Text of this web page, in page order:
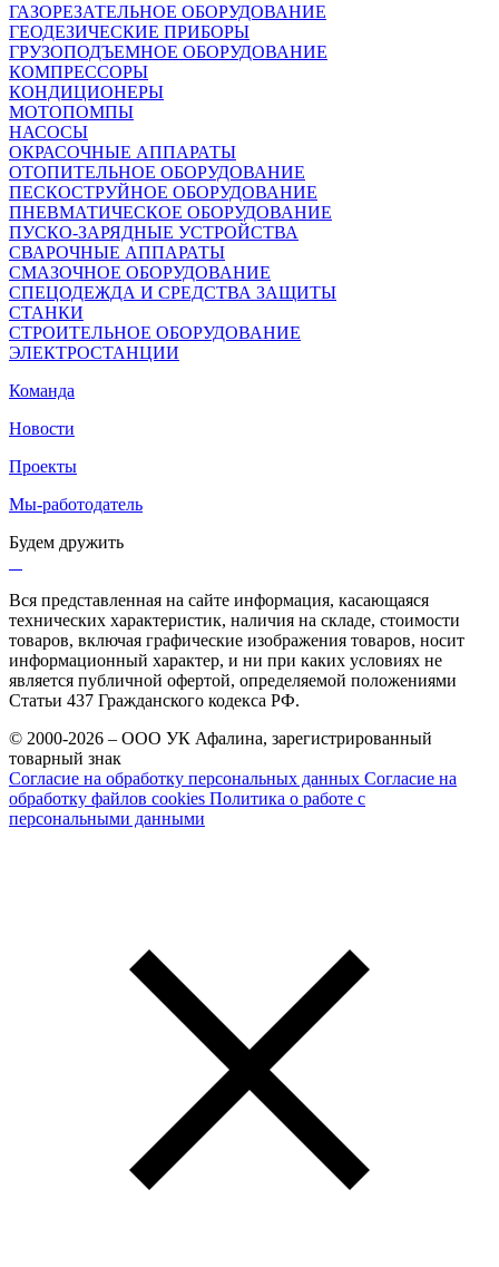
ГАЗОРЕЗАТЕЛЬНОЕ ОБОРУДОВАНИЕ
ГЕОДЕЗИЧЕСКИЕ ПРИБОРЫ
ГРУЗОПОДЪЕМНОЕ ОБОРУДОВАНИЕ
КОМПРЕССОРЫ
КОНДИЦИОНЕРЫ
МОТОПОМПЫ
НАСОСЫ
ОКРАСОЧНЫЕ АППАРАТЫ
ОТОПИТЕЛЬНОЕ ОБОРУДОВАНИЕ
ПЕСКОСТРУЙНОЕ ОБОРУДОВАНИЕ
ПНЕВМАТИЧЕСКОЕ ОБОРУДОВАНИЕ
ПУСКО-ЗАРЯДНЫЕ УСТРОЙСТВА
СВАРОЧНЫЕ АППАРАТЫ
СМАЗОЧНОЕ ОБОРУДОВАНИЕ
СПЕЦОДЕЖДА И СРЕДСТВА ЗАЩИТЫ
СТАНКИ
СТРОИТЕЛЬНОЕ ОБОРУДОВАНИЕ
ЭЛЕКТРОСТАНЦИИ
Команда
Новости
Проекты
Мы-работодатель
Будем дружить
Вся представленная на сайте информация, касающаяся
технических характеристик, наличия на складе, стоимости
товаров, включая графические изображения товаров, носит
информационный характер, и ни при каких условиях не
является публичной офертой, определяемой положениями
Статьи 437 Гражданского кодекса РФ.
© 2000-2026 – ООО УК Афалина, зарегистрированный
товарный знак
Согласие на обработку персональных данных Согласие на
обработку файлов cookies Политика о работе с
персональными данными